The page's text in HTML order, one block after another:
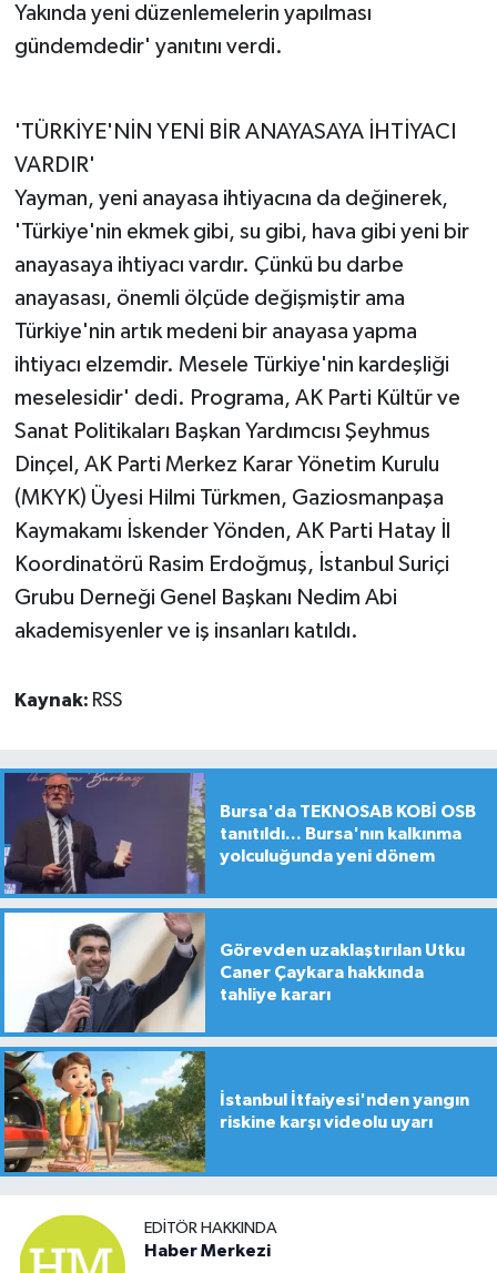
Yakında yeni düzenlemelerin yapılması
gündemdedir' yanıtını verdi.
'TÜRKİYE'NİN YENİ BİR ANAYASAYA İHTİYACI
VARDIR'
Yayman, yeni anayasa ihtiyacına da değinerek,
'Türkiye'nin ekmek gibi, su gibi, hava gibi yeni bir
anayasaya ihtiyacı vardır. Çünkü bu darbe
anayasası, önemli ölçüde değişmiştir ama
Türkiye'nin artık medeni bir anayasa yapma
ihtiyacı elzemdir. Mesele Türkiye'nin kardeşliği
meselesidir' dedi. Programa, AK Parti Kültür ve
Sanat Politikaları Başkan Yardımcısı Şeyhmus
Dinçel, AK Parti Merkez Karar Yönetim Kurulu
(MKYK) Üyesi Hilmi Türkmen, Gaziosmanpaşa
Kaymakamı İskender Yönden, AK Parti Hatay İl
Koordinatörü Rasim Erdoğmuş, İstanbul Suriçi
Grubu Derneği Genel Başkanı Nedim Abi
akademisyenler ve iş insanları katıldı.
Kaynak: RSS
Bursa'da TEKNOSAB KOBİ OSB
tanıtıldı... Bursa'nın kalkınma
yolculuğunda yeni dönem
Görevden uzaklaştırılan Utku
Caner Çaykara hakkında
tahliye kararı
İstanbul İtfaiyesi'nden yangın
riskine karşı videolu uyarı
EDITÖR HAKKINDA
Haber Merkezi